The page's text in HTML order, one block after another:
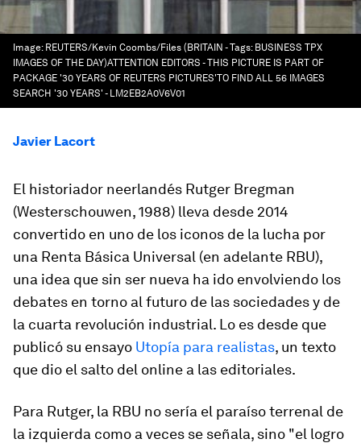
Image: REUTERS/Kevin Coombs/Files (BRITAIN - Tags: BUSINESS TPX
IMAGES OF THE DAY)ATTENTION EDITORS - THIS PICTURE IS PART OF
PACKAGE '30 YEARS OF REUTERS PICTURES'TO FIND ALL 56 IMAGES
SEARCH '30 YEARS' - LM2EB2A0V6V01
Javier Lacort
El historiador neerlandés Rutger Bregman
(Westerschouwen, 1988) lleva desde 2014
convertido en uno de los iconos de la lucha por
una Renta Básica Universal (en adelante RBU),
una idea que sin ser nueva ha ido envolviendo los
debates en torno al futuro de las sociedades y de
la cuarta revolución industrial. Lo es desde que
publicó su ensayo Utopía para realistas, un texto
que dio el salto del online a las editoriales.
Para Rutger, la RBU no sería el paraíso terrenal de
la izquierda como a veces se señala, sino "el logro